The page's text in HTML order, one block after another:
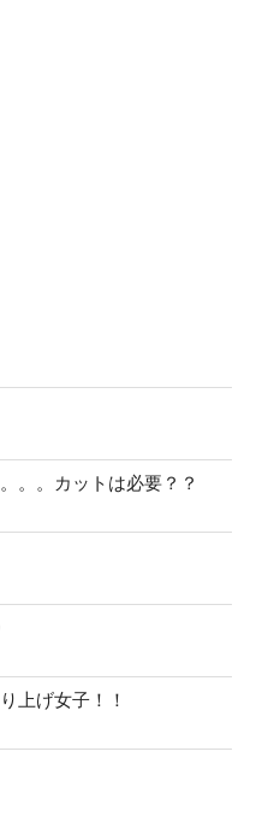
。。カットは必要？？
上げ女子！！